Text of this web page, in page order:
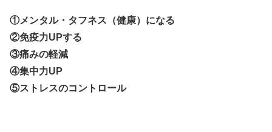
①メンタル・タフネス（健康）になる
②免疫力UPする
③痛みの軽減
④集中力UP
⑤ストレスのコントロール